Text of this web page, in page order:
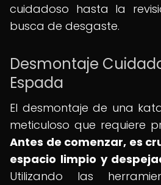
cuidadoso hasta la
busca de desgaste.
Desmontaje
Espada
El desmontaje de una
meticuloso que requiere
Antes de comenzar, es
espacio limpio y
Utilizando las